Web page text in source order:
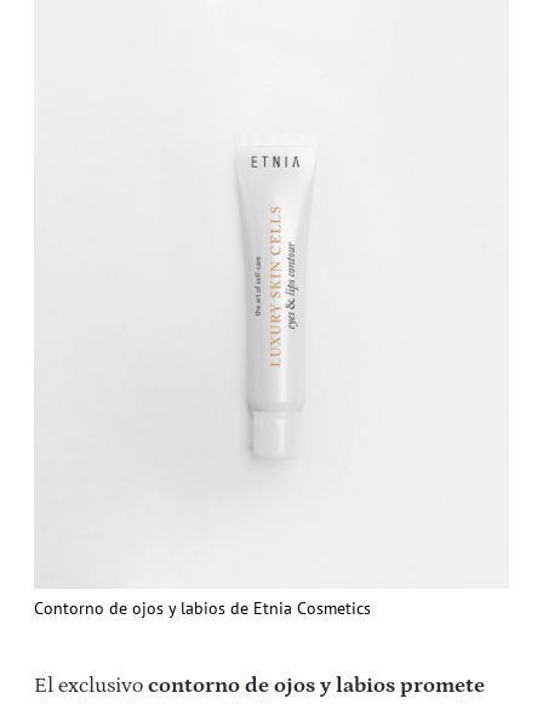
Contorno de ojos y labios de Etnia Cosmetics
El exclusivo contorno de ojos y labios promete